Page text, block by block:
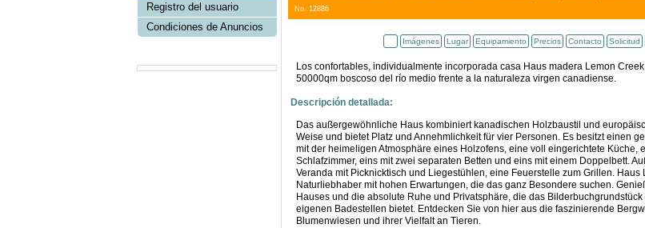
Registro del usuario
Condiciones de Anuncios
No. 12886
Imágenes Lugar Equipamiento Precios Contacto Solicitud
Los confortables, individualmente incorporada casa Haus madera Lemon
50000qm boscoso del río medio frente a la naturaleza virgen canadiense.
Descripción detallada:
Das außergewöhnliche Haus kombiniert kanadischen Holzbaustil und
Weise und bietet Platz und Annehmlichkeit für vier Personen. Es besitzt einen
mit der heimeligen Atmosphäre eines Holzofens, eine voll eingerichtete Küche,
Schlafzimmer, eins mit zwei separaten Betten und eins mit einem Doppelbett.
Veranda mit Picknicktisch und Liegestühlen, eine Feuerstelle zum Grillen. Haus
Naturliebhaber mit hohen Erwartungen, die das ganz Besondere suchen.
Hauses und die absolute Ruhe und Privatsphäre, die das
eigenen Badestellen bietet. Entdecken Sie von hier aus die faszinierende
Blumenwiesen und ihrer Vielfalt an Tieren.